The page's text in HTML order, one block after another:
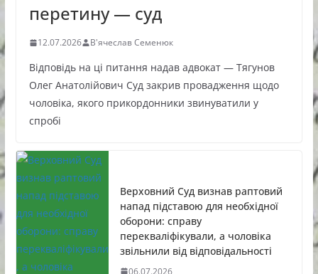
перетину — суд
12.07.2026 В'ячеслав Семенюк
Відповідь на ці питання надав адвокат — Тягунов
Олег Анатолійович Суд закрив провадження щодо
чоловіка, якого прикордонники звинуватили у
спробі
Верховний Суд визнав раптовий
напад підставою для необхідної
оборони: справу
перекваліфікували, а чоловіка
звільнили від відповідальності
06.07.2026